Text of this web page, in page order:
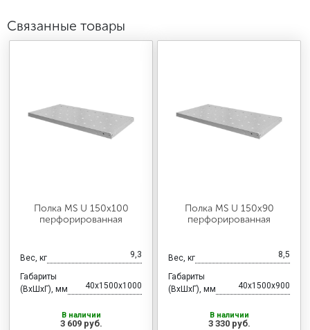
Связанные товары
Полка MS U 150х100
перфорированная
Вес, кг 9,3
Габариты
(ВхШхГ), мм
40x1500x1000
В наличии
3 609 руб.
Полка MS U 150х90
перфорированная
Вес, кг 8,5
Габариты
(ВхШхГ), мм
40x1500x900
В наличии
3 330 руб.